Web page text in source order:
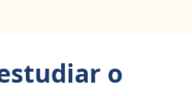
o